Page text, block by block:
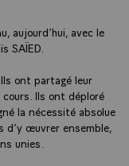
aujourd’hui, avec le
SAÏED.
ont partagé leur
Ils ont déploré
la nécessité absolue
œuvrer ensemble,
unies.